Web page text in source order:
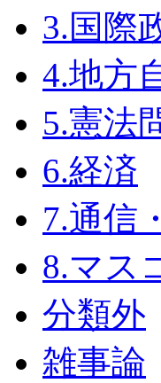
3.国際
4.地方
5.憲法
6.経済
7.通信
8.マス
分類外
雑事論